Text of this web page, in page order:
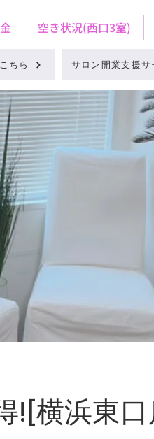
空き状況(西口3室)
ちら サロン開業支援
横浜東口